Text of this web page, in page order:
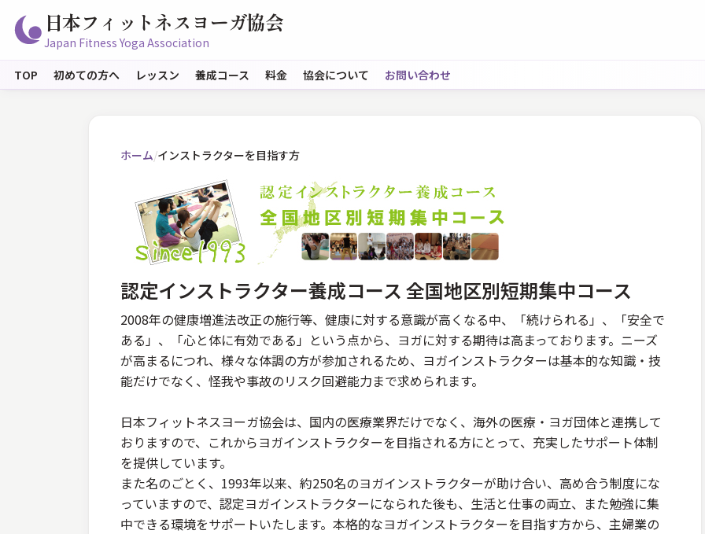
日本フィットネスヨーガ協会
Japan Fitness Yoga Association
TOP 初めての方へ レッスン 養成コース 料金 協会について お問い合わせ
ホーム/インストラクターを目指す方
認定インストラクター養成コース 全国地区別短期集中コース
2008年の健康増進法改正の施行等、健康に対する意識が高くなる中、「続けられる」、「安全で
ある」、「心と体に有効である」という点から、ヨガに対する期待は高まっております。ニーズ
が高まるにつれ、様々な体調の方が参加されるため、ヨガインストラクターは基本的な知識・技
能だけでなく、怪我や事故のリスク回避能力まで求められます。
日本フィットネスヨーガ協会は、国内の医療業界だけでなく、海外の医療・ヨガ団体と連携して
おりますので、これからヨガインストラクターを目指される方にとって、充実したサポート体制
を提供しています。
また名のごとく、1993年以来、約250名のヨガインストラクターが助け合い、高め合う制度にな
っていますので、認定ヨガインストラクターになられた後も、生活と仕事の両立、また勉強に集
中できる環境をサポートいたします。本格的なヨガインストラクターを目指す方から、主婦業の